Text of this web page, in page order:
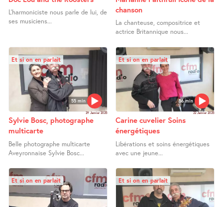
L’harmoniciste nous parle de lui, de
ses musiciens...
chanson
La chanteuse, compositrice et
actrice Britannique nous...
55 min
Et si on en parlait
29 Janvier 2025
Sylvie Bosc, photographe
multicarte
Belle photographe multicarte
Aveyronnaise Sylvie Bosc...
56 min
Et si on en parlait
22 Janvier 2025
Carine cuvelier Soins
énergétiques
Libérations et soins énergétiques
avec une jeune...
Et si on en parlait Et si on en parlait